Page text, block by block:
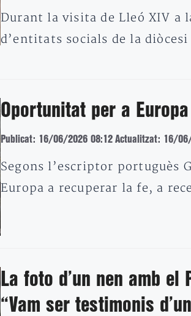
Durant la visita de Lleó XIV a
d’entitats socials de la
Oportunitat per a Europa
Publicat: 16/06/2026 08:12 Actualitzat: 16/
Segons l’escriptor portuguès
Europa a recuperar la fe, a
La foto d’un nen amb
“Vam ser testimonis